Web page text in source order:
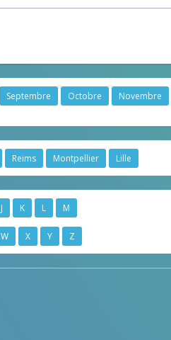
Septembre Octobre
Novembre
Reims Montpellier Lille
J K L M
W X Y Z